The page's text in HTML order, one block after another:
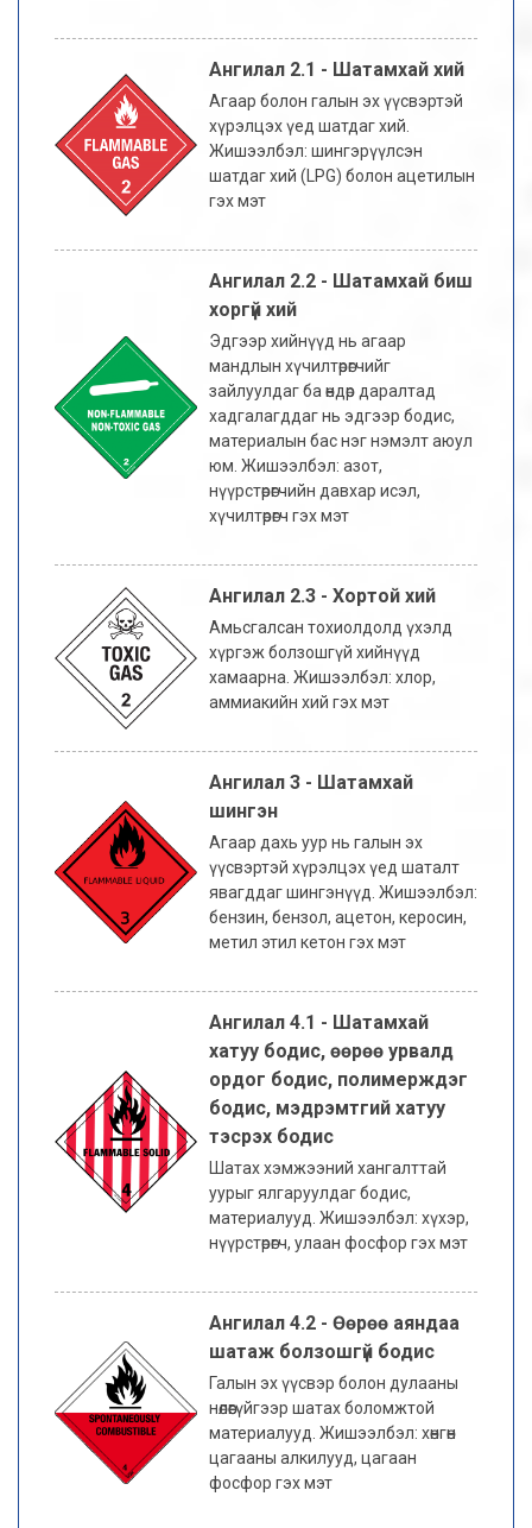
Ангилал 2.1 - Шатамхай хий
Агаар болон галын эх үүсвэртэй
хүрэлцэх үед шатдаг хий.
Жишээлбэл: шингэрүүлсэн
шатдаг хий (LPG) болон ацетилын
гэх мэт
Ангилал 2.2 - Шатамхай биш
хоргүй хий
Эдгээр хийнүүд нь агаар
мандлын хүчилтөрөгчийг
зайлуулдаг ба өндөр даралтад
хадгалагддаг нь эдгээр бодис,
материалын бас нэг нэмэлт аюул
юм. Жишээлбэл: азот,
нүүрстөрөгчийн давхар исэл,
хүчилтөрөгч гэх мэт
Ангилал 2.3 - Хортой хий
Амьсгалсан тохиолдолд үхэлд
хүргэж болзошгүй хийнүүд
хамаарна. Жишээлбэл: хлор,
аммиакийн хий гэх мэт
Ангилал 3 - Шатамхай
шингэн
Агаар дахь уур нь галын эх
үүсвэртэй хүрэлцэх үед шаталт
явагддаг шингэнүүд. Жишээлбэл:
бензин, бензол, ацетон, керосин,
метил этил кетон гэх мэт
Ангилал 4.1 - Шатамхай
хатуу бодис, өөрөө урвалд
ордог бодис, полимерждэг
бодис, мэдрэмтгий хатуу
тэсрэх бодис
Шатах хэмжээний хангалттай
уурыг ялгаруулдаг бодис,
материалууд. Жишээлбэл: хүхэр,
нүүрстөрөгч, улаан фосфор гэх мэт
Ангилал 4.2 - Өөрөө аяндаа
шатаж болзошгүй бодис
Галын эх үүсвэр болон дулааны
нөлөөгүйгээр шатах боломжтой
материалууд. Жишээлбэл: хөнгөн
цагааны алкилууд, цагаан
фосфор гэх мэт